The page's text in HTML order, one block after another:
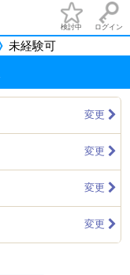
検討中 ログイン
未経験可
変更
変更
変更
変更